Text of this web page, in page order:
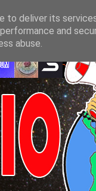
to deliver its
and
abuse.